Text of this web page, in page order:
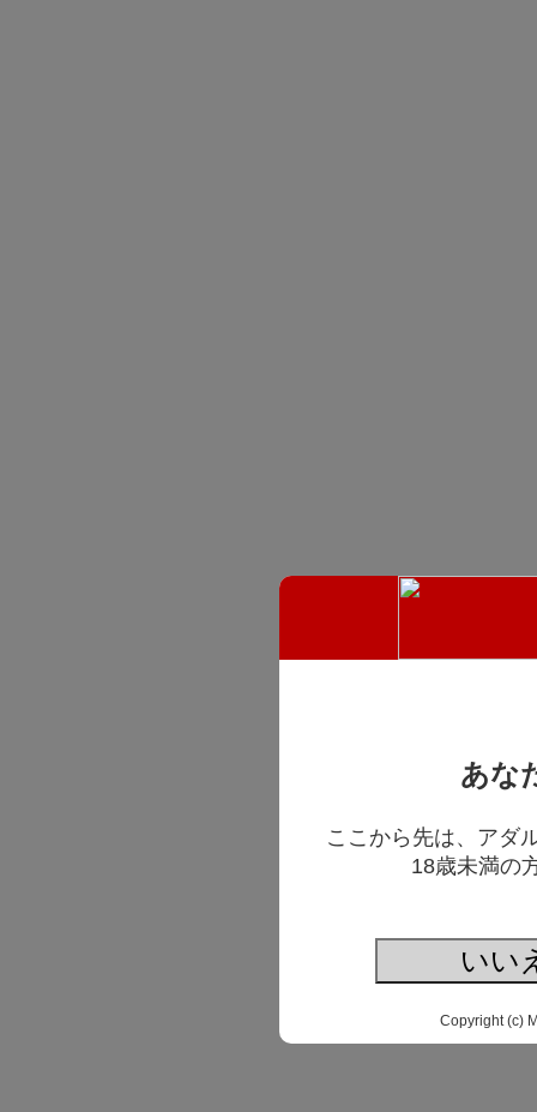
あな
ここから先は、アダ
18歳未満の
いい
Copyright (c)